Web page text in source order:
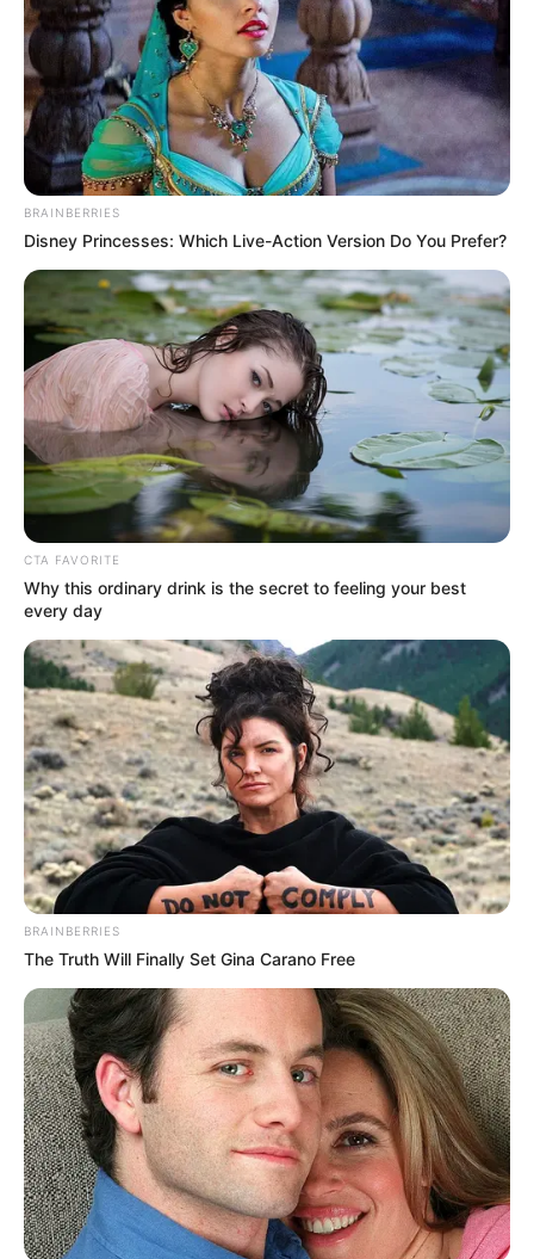
3. Jangan ragu untuk mengeluarkan potensi
terbaikmu dalam berkreasi, misalnya membuat es
krim sepatu
(foto: reddit/archivarianne)
BRAINBERRIES
Disney Princesses: Which Live-Action Version Do You Prefer?
CTA FAVORITE
Why this ordinary drink is the secret to feeling your best
every day
BRAINBERRIES
The Truth Will Finally Set Gina Carano Free